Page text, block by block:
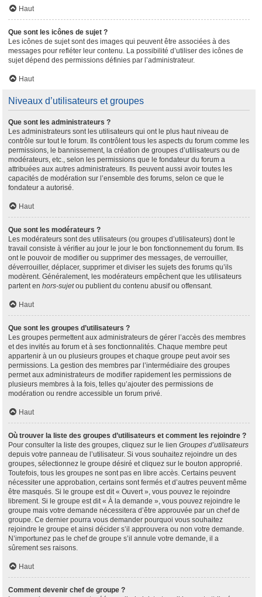
Haut
Que sont les icônes de sujet ?
Les icônes de sujet sont des images qui peuvent être associées à des
messages pour refléter leur contenu. La possibilité d’utiliser des icônes de
sujet dépend des permissions définies par l’administrateur.
Haut
Niveaux d’utilisateurs et groupes
Que sont les administrateurs ?
Les administrateurs sont les utilisateurs qui ont le plus haut niveau de
contrôle sur tout le forum. Ils contrôlent tous les aspects du forum comme les
permissions, le bannissement, la création de groupes d’utilisateurs ou de
modérateurs, etc., selon les permissions que le fondateur du forum a
attribuées aux autres administrateurs. Ils peuvent aussi avoir toutes les
capacités de modération sur l’ensemble des forums, selon ce que le
fondateur a autorisé.
Haut
Que sont les modérateurs ?
Les modérateurs sont des utilisateurs (ou groupes d’utilisateurs) dont le
travail consiste à vérifier au jour le jour le bon fonctionnement du forum. Ils
ont le pouvoir de modifier ou supprimer des messages, de verrouiller,
déverrouiller, déplacer, supprimer et diviser les sujets des forums qu’ils
modèrent. Généralement, les modérateurs empêchent que les utilisateurs
partent en hors-sujetou publient du contenu abusif ou offensant.
Haut
Que sont les groupes d’utilisateurs ?
Les groupes permettent aux administrateurs de gérer l’accès des membres
et des invités au forum et à ses fonctionnalités. Chaque membre peut
appartenir à un ou plusieurs groupes et chaque groupe peut avoir ses
permissions. La gestion des membres par l’intermédiaire des groupes
permet aux administrateurs de modifier rapidement les permissions de
plusieurs membres à la fois, telles qu’ajouter des permissions de
modération ou rendre accessible un forum privé.
Haut
Où trouver la liste des groupes d’utilisateurs et comment les rejoindre ?
Pour consulter la liste des groupes, cliquez sur le lien Groupes d’utilisateurs
depuis votre panneau de l’utilisateur. Si vous souhaitez rejoindre un des
groupes, sélectionnez le groupe désiré et cliquez sur le bouton approprié.
Toutefois, tous les groupes ne sont pas en libre accès. Certains peuvent
nécessiter une approbation, certains sont fermés et d’autres peuvent même
être masqués. Si le groupe est dit « Ouvert », vous pouvez le rejoindre
librement. Si le groupe est dit « À la demande », vous pouvez rejoindre le
groupe mais votre demande nécessitera d’être approuvée par un chef de
groupe. Ce dernier pourra vous demander pourquoi vous souhaitez
rejoindre le groupe et ainsi décider s’il approuvera ou non votre demande.
N’importunez pas le chef de groupe s’il annule votre demande, il a
sûrement ses raisons.
Haut
Comment devenir chef de groupe ?